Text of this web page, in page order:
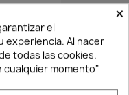
3P CR...
×
el
experiencia. Al hacer
todas las cookies.
cualquier momento"